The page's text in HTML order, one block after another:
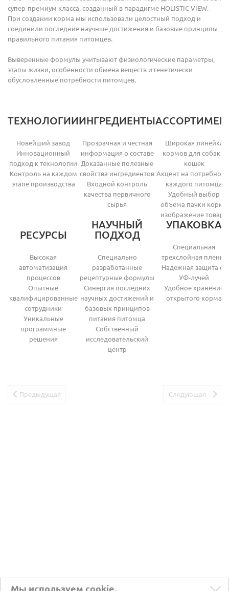
супер-премиум класса, созданный в парадигме HOLISTIC VIEW.
При создании корма мы использовали целостный подход и
соединили последние научные достижения и базовые принципы
правильного питания питомцев.
Выверенные формулы учитывают физиологические параметры,
этапы жизни, особенности обмена веществ и генетически
обусловленные потребности питомцев.
ТЕХНОЛОГИИ
Новейший завод
Инновационный
подход к технологии
Контроль на каждом
этапе производства
ИНГРЕДИЕНТЫ
Прозрачная и честная
информация о составе
Доказанные полезные
свойства ингредиентов
Входной контроль
качества первичного
сырья
Широкая линейка
кормов для собак и
кошек
Акцент на
каждого питомца
Удобный выбор
объема пачки корма
изображение товара
РЕСУРСЫ
Высокая
автоматизация
процессов
Опытные
квалифицированные
сотрудники
Уникальные
программные
решения
НАУЧНЫЙ
ПОДХОД
Специально
разработанные
рецептурные формулы
Синергия последних
научных достижений и
базовых принципов
питания питомца
Собственный
исследовательский
центр
УПАКОВКА
Специальная
трехслойная пленка
Надежная защита от
УФ-лучей
Удобное хранение
открытого корма
Предыдущая Следующая
Мы используем cookie.